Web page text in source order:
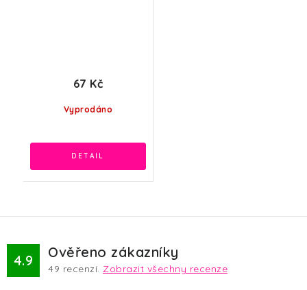
Vyprodáno
67 Kč
4.9 Ověřeno zákazníky
49 recenzí. Zobrazit všechny recenze